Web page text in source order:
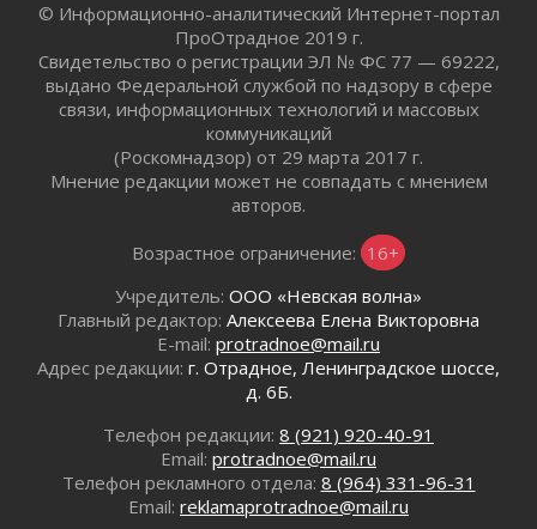
Готовность №1
Километровые столбы «Дороги жизни»
отправили на реставрацию
02 августа 2026
Ленобласть внедрила передовую подготовку
операторов БПЛА
В Ивангороде появилась «Избушка-
воробушка»
Юхла, мука, кантеле и Водяной
Лето катится с горки
В Ленобласти открылась экспозиция к 150-
летию Билибина
01 августа 2026
Лето без гаджетов
© Информационно-аналитический Интернет-портал
ПроОтрадное 2019 г.
Свидетельство о регистрации ЭЛ № ФС 77 — 69222,
выдано Федеральной службой по надзору в сфере
связи, информационных технологий и массовых
коммуникаций
(Роскомнадзор) от 29 марта 2017 г.
Мнение редакции может не совпадать с мнением
авторов.
Возрастное ограничение: 16+
Учредитель: ООО «Невская волна»
Главный редактор: Алексеева Елена Викторовна
E-mail: protradnoe@mail.ru
Адрес редакции: г. Отрадное, Ленинградское шоссе,
д. 6Б.
Телефон редакции: 8 (921) 920-40-91
Email: protradnoe@mail.ru
Телефон рекламного отдела: 8 (964) 331-96-31
Email: reklamaprotradnoe@mail.ru